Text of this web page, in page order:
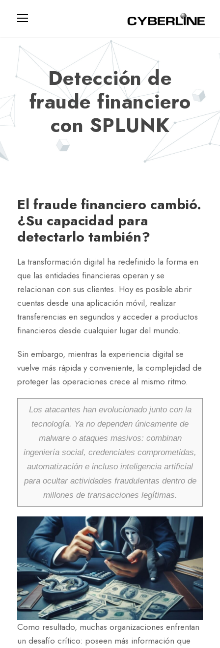
Detección de
fraude financiero
con SPLUNK
El fraude financiero cambió.
¿Su capacidad para
detectarlo también?
La transformación digital ha redefinido la forma en
que las entidades financieras operan y se
relacionan con sus clientes. Hoy es posible abrir
cuentas desde una aplicación móvil, realizar
transferencias en segundos y acceder a productos
financieros desde cualquier lugar del mundo.
Sin embargo, mientras la experiencia digital se
vuelve más rápida y conveniente, la complejidad de
proteger las operaciones crece al mismo ritmo.
Los atacantes han evolucionado junto con la
tecnología. Ya no dependen únicamente de
malware o ataques masivos: combinan
ingeniería social, credenciales comprometidas,
automatización e incluso inteligencia artificial
para ocultar actividades fraudulentas dentro de
millones de transacciones legítimas.
Como resultado, muchas organizaciones enfrentan
un desafío crítico: poseen más información que